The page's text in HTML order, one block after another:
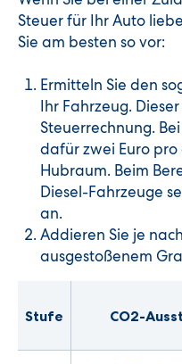
Steuer für Ihr Auto
Sie am besten so vor:
Ermitteln Sie den
Ihr Fahrzeug.
Steuerrechnung.
dafür zwei Euro
Hubraum. Beim
Diesel-Fahrzeuge
an.
Addieren Sie je
ausgestoßenem
Stufe CO2-